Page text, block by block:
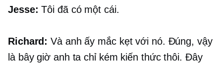
Jesse: Tôi đã có một cái.
Richard: Và anh ấy mắc kẹt với nó. Đúng, vậy
là bây giờ anh ta chỉ kém kiến ​​thức thôi. Đây